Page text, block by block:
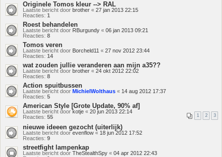
Originele Tomos kleur --> RAL
Laatste bericht door brother « 27 jan 2013 22:15
Reacties: 1
Roest behandelen
Laatste bericht door RBurgundy « 06 jan 2013 09:21
Reacties: 8
Tomos veren
Laatste bericht door Borcheld11 « 27 nov 2012 23:44
Reacties: 14
wat zouden jullie veranderen aan mijn a35??
Laatste bericht door brother « 24 okt 2012 22:02
Reacties: 8
Action spuitbussen
Laatste bericht door MichielWolthaus « 14 aug 2012 17:37
Reacties: 5
American Style [Grote Update, 90% af]
Laatste bericht doorkotje « 20 jun 2013 22:14
Reacties: 55 1 2 3
nieuwe ideeen gezocht (uiterlijk)
Laatste bericht doorevenflow « 18 jun 2012 17:52
Reacties: 9
streetfight lampenkap
Laatste bericht door TheStealthSpy « 04 apr 2012 22:43